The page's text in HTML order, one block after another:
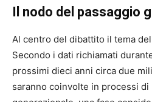
Il nodo del passaggio
Al centro del dibattito il tema
Secondo i dati richiamati
prossimi dieci anni circa due
saranno coinvolte in processi di